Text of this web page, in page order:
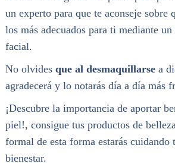
un experto para que te aconseje sobre
los más adecuados para ti mediante
facial.
No olvides que al desmaquillarsea
agradecerá y lo notarás día a día más
¡Descubre la importancia de aportar
piel!, consigue tus productos de
formal de esta forma estarás cuidando
bienestar.